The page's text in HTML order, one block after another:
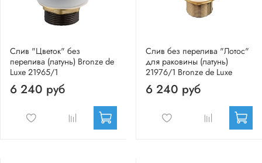
Слив "Цветок" без
перелива (латунь) Bronze de
Luxe 21965/1
6 240 руб
Слив без перелива "Лотос"
для раковины (латунь)
21976/1 Bronze de Luxe
6 240 руб